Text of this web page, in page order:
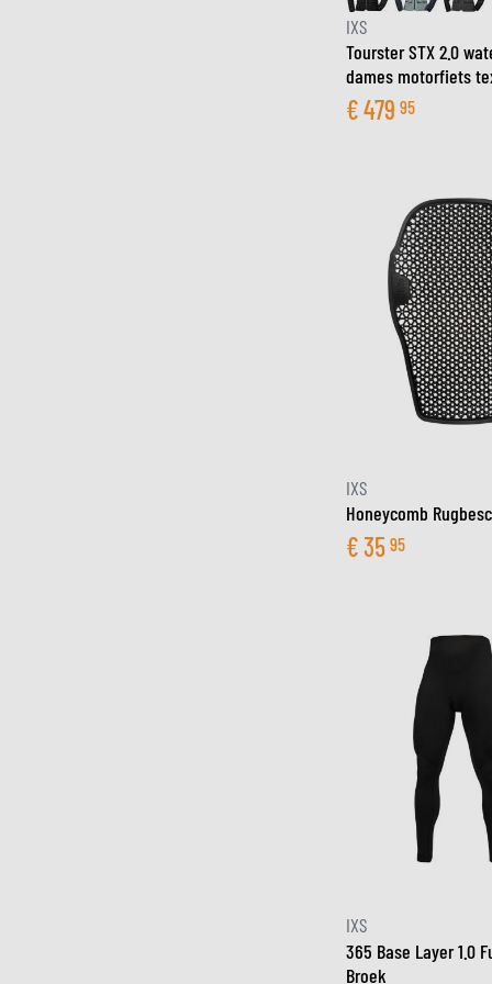
IXS
Tourster STX 2.0
dames motorfiets
€479 95
IXS
Honeycomb
€35 95
IXS
365 Base Layer 1.0
Broek